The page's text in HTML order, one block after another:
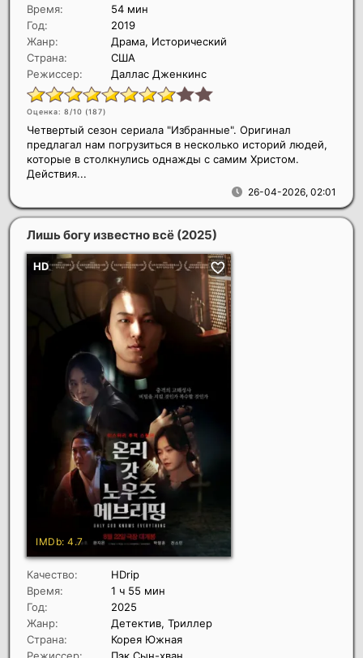
Время:
54 мин
Год:
2019
Жанр:
Драма, Исторический
Страна:
США
Режиссер:
Даллас Дженкинс
Оценка: 8/10 (187)
26-04-2026, 02:01
Четвертый сезон сериала "Избранные". Оригинал
предлагал нам погрузиться в несколько историй людей,
которые в столкнулись однажды с самим Христом.
Действия...
Лишь богу известно всё (2025)
Качество:
HDrip
Время:
1 ч 55 мин
Год:
2025
Жанр:
Детектив, Триллер
Страна:
Корея Южная
Режиссер:
Пэк Сын-хван